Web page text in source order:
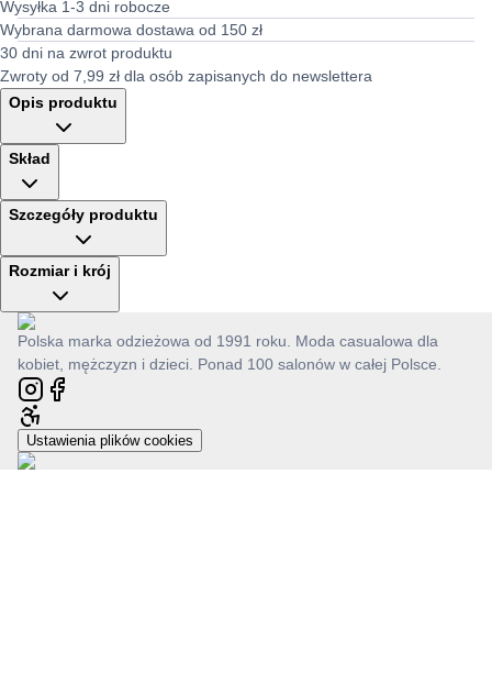
Wysyłka 1-3 dni robocze
Wybrana darmowa dostawa od 150 zł
30 dni na zwrot produktu
Zwroty od 7,99 zł dla osób zapisanych do newslettera
Opis produktu
Skład
Szczegóły produktu
Rozmiar i krój
Polska marka odzieżowa od 1991 roku. Moda casualowa dla
kobiet, mężczyzn i dzieci. Ponad 100 salonów w całej Polsce.
Ustawienia plików cookies